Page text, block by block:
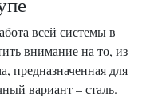
всей системы в
внимание на то, из
предназначенная для
вариант – сталь.